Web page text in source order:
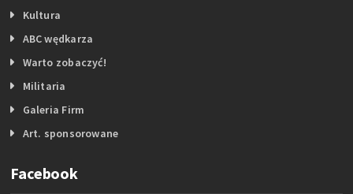
Kultura
ABC wędkarza
Warto zobaczyć!
Militaria
Galeria Firm
Art. sponsorowane
Facebook